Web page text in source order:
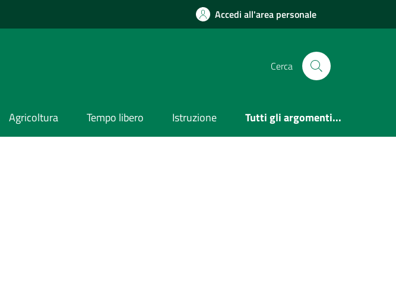
Accedi all'area personale
Cerca
Agricoltura Tempo libero Istruzione Tutti gli argomenti...